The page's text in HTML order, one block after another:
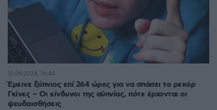
Έμεινε ξύπνιος επί 264 ώρες για να σπάσει το ρεκόρ
Γκίνες – Οι κίνδυνοι της αϋπνίας, πότε έρχονται οι
ψευδαισθήσεις
12.09.2024, 16:44